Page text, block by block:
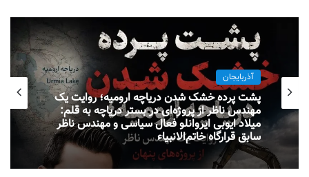
آذربایجان
پشت پرده خشک شدن دریاچه ارومیه؛ روایت یک
مهندس ناظر از پروژه‌ای در بستر دریاچه به قلم:
میلاد ایوبی ایروانلو فعال سیاسی و مهندس ناظر
سابق قرارگاه خاتم‌الانبیاء